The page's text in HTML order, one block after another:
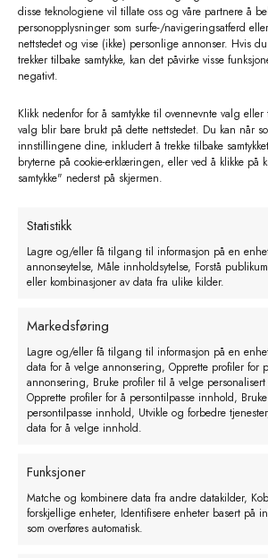
disse teknologiene vil tillate oss og våre partnere å
personopplysninger som surfe-/navigeringsatferd
nettstedet og vise (ikke) personlige annonser. Hvis
trekker tilbake samtykke, kan det påvirke visse
negativt.
Klikk nedenfor for å samtykke til ovennevnte valg
valg blir bare brukt på dette nettstedet. Du kan når
innstillingene dine, inkludert å trekke tilbake
bryterne på cookie-erklæringen, eller ved å klikke på
samtykke" nederst på skjermen.
Statistikk
Lagre og/eller få tilgang til informasjon på en
annonseytelse, Måle innholdsytelse, Forstå
eller kombinasjoner av data fra ulike kilder.
Markedsføring
Lagre og/eller få tilgang til informasjon på en
data for å velge annonsering, Opprette profiler for
annonsering, Bruke profiler til å velge
Opprette profiler for å persontilpasse innhold,
persontilpasse innhold, Utvikle og forbedre
data for å velge innhold.
Funksjoner
Matche og kombinere data fra andre datakilder,
forskjellige enheter, Identifisere enheter basert på
som overføres automatisk.
kr 25500,00 eks. MVA
Legg i handlekurv